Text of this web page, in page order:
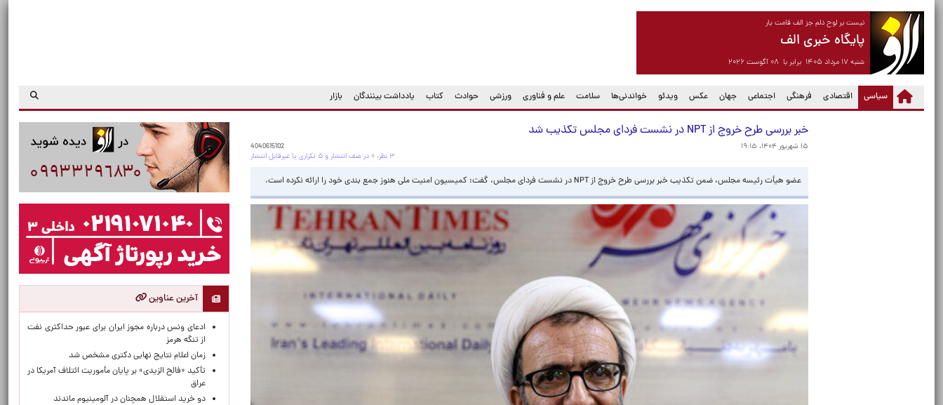
نیست بر لوح دلم جز الف قامت یار
پایگاه خبری الف
شنبه ۱۷ مرداد ۱۴۰۵ برابر با ۰۸ آگوست ۲۰۲۶
سیاسی
(current) اقتصادی فرهنگی اجتماعی جهان عکس ویدئو خواندنی‌ها سلامت علم و فناوری ورزشی حوادث کتاب یادداشت بینندگان بازار
خبر بررسی طرح خروج از NPT در نشست فردای مجلس تکذیب شد
۱۵ شهریور ۱۴۰۴، ۱۹:۱۵
4040615102
۳ نظر، ۰ در صف انتشار و ۵ تکراری یا غیرقابل انتشار
عضو هیأت رئیسه مجلس، ضمن تکذیب خبر بررسی طرح خروج از NPT در نشست فردای مجلس، گفت: کمیسیون امنیت ملی هنوز جمع بندی خود را ارائه نکرده است.
آخرین عناوین
ادعای ونس درباره مجوز ایران برای عبور حداکثری نفت
از تنگه هرمز
زمان اعلام نتایج نهایی دکتری مشخص شد
تأکید «فالح الزیدی» بر پایان مأموریت ائتلاف آمریکا در
عراق
دو خرید استقلال همچنان در آلومینیوم ماندند